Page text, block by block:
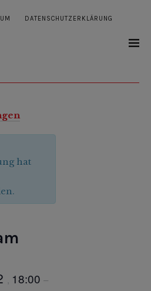
DATENSCHUTZERKLÄRUNG
hat
, 18:00 –